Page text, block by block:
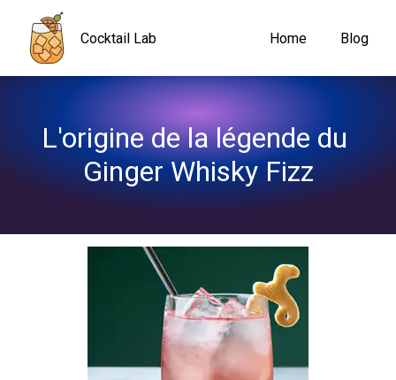
Cocktail Lab Home Blog
L'origine de la légende du
Ginger Whisky Fizz
Navigated to L'origine de la légende du Ginger Whisky Fizz